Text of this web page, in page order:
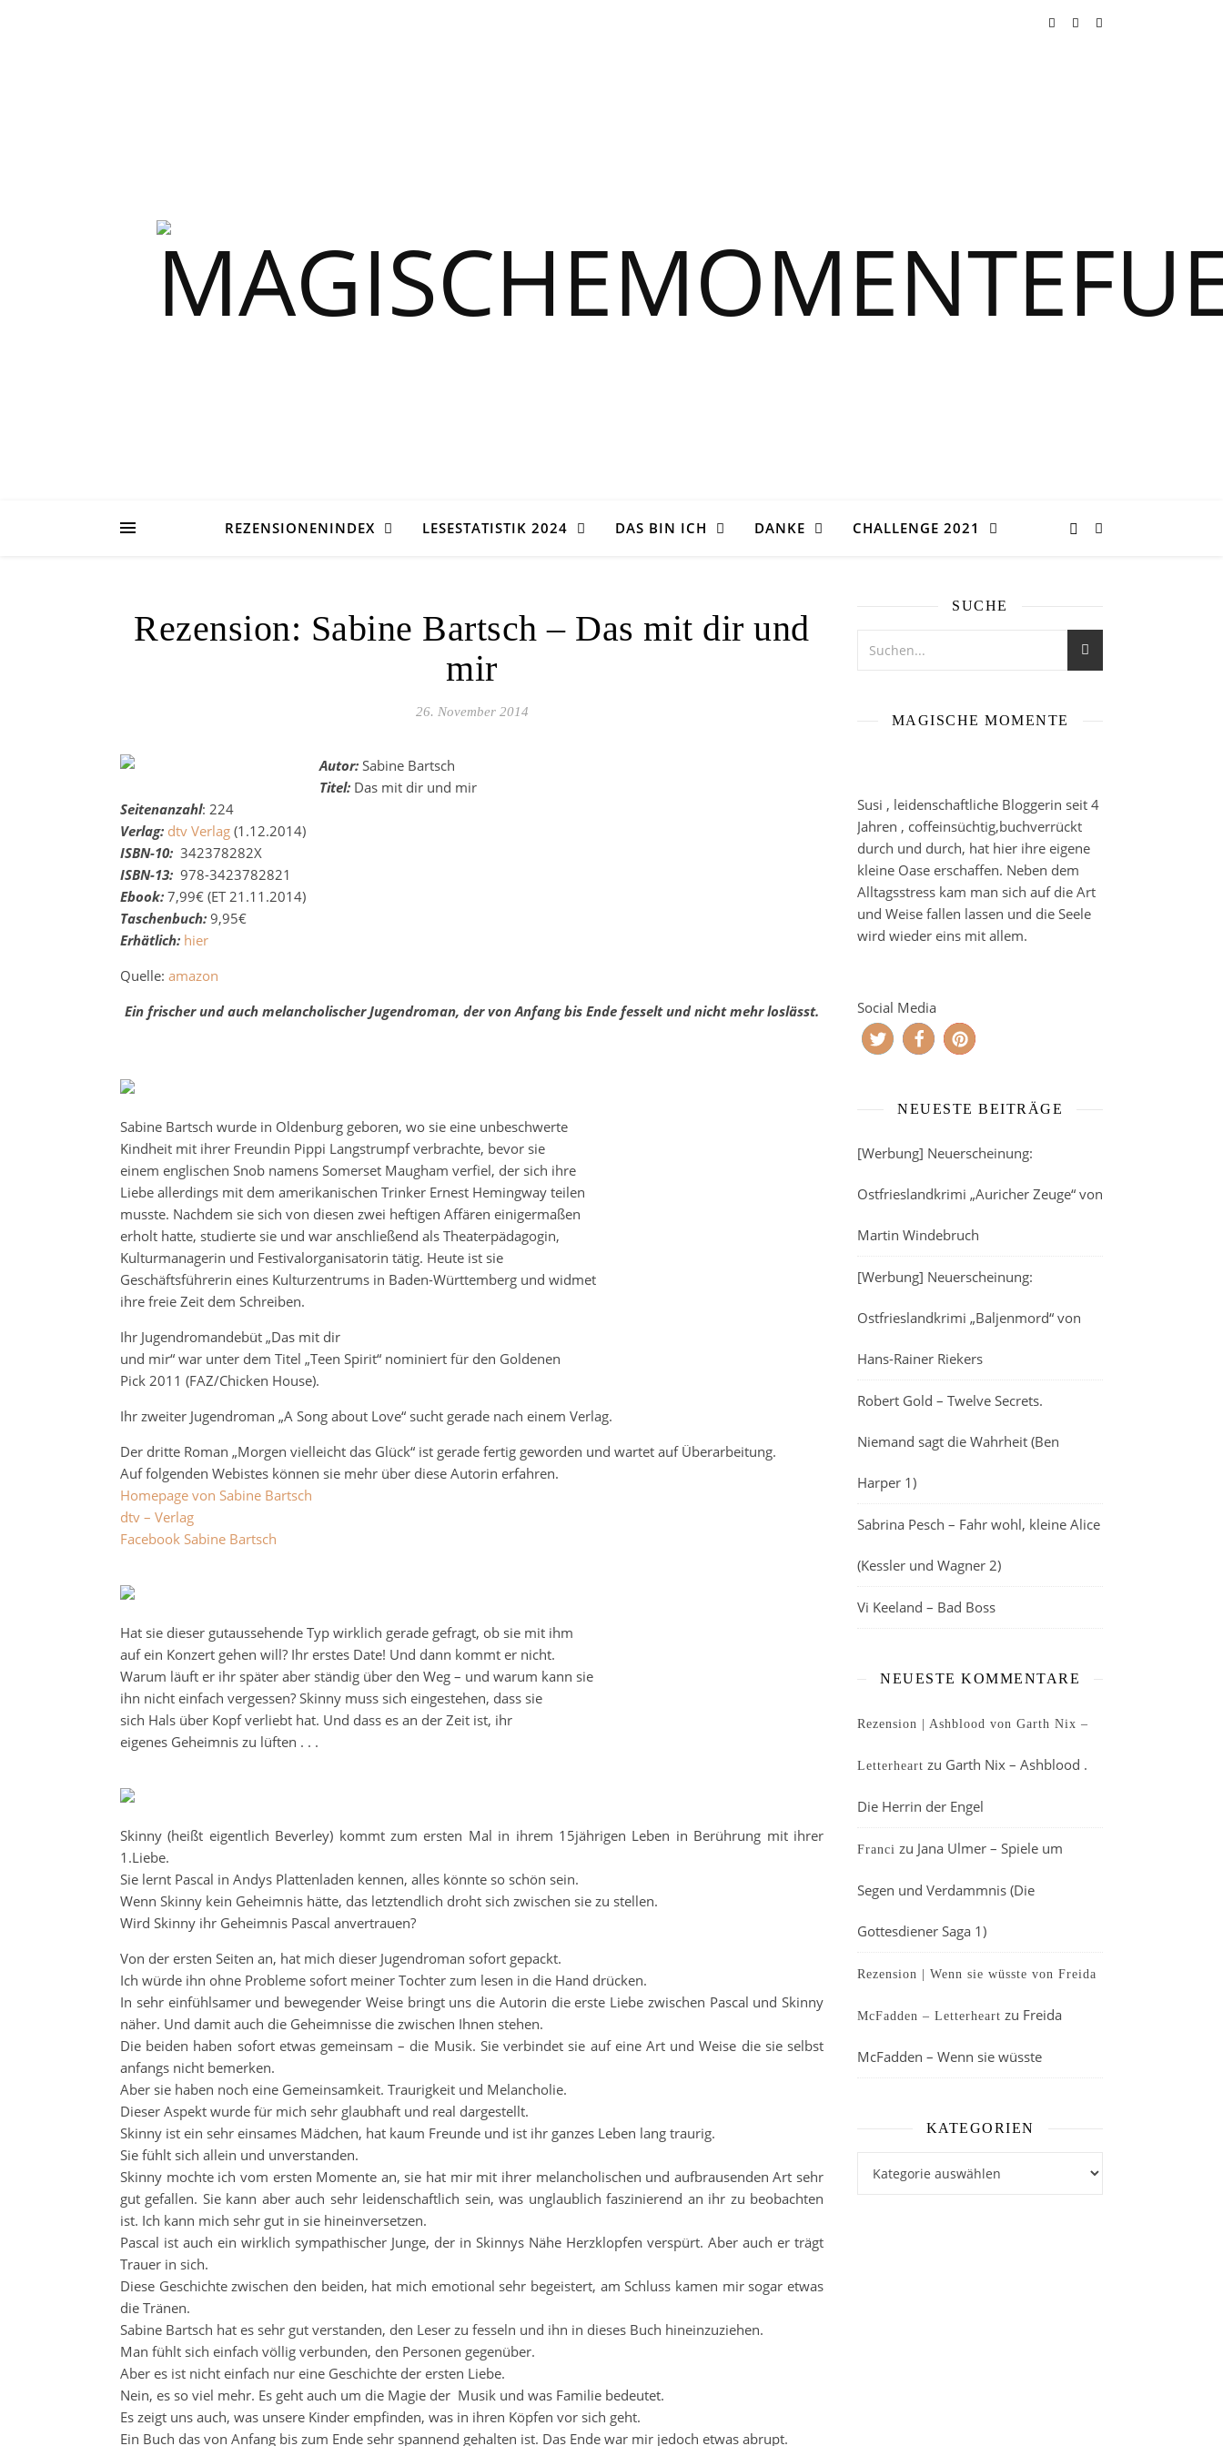
REZENSIONENINDEX LESESTATISTIK 2024 DAS BIN ICH DANKE CHALLENGE 2021
Rezension: Sabine Bartsch – Das mit dir und
mir
26. November 2014
Autor: Sabine Bartsch
Titel: Das mit dir und mir
Seitenanzahl: 224
Verlag: dtv Verlag (1.12.2014)
ISBN-10: 342378282X
ISBN-13: 978-3423782821
Ebook: 7,99€ (ET 21.11.2014)
Taschenbuch: 9,95€
Erhätlich: hier
Quelle: amazon
Ein frischer und auch melancholischer Jugendroman, der von Anfang bis Ende fesselt und nicht mehr loslässt.
Sabine Bartsch wurde in Oldenburg geboren, wo sie eine unbeschwerte
Kindheit mit ihrer Freundin Pippi Langstrumpf verbrachte, bevor sie
einem englischen Snob namens Somerset Maugham verfiel, der sich ihre
Liebe allerdings mit dem amerikanischen Trinker Ernest Hemingway teilen
musste. Nachdem sie sich von diesen zwei heftigen Affären einigermaßen
erholt hatte, studierte sie und war anschließend als Theaterpädagogin,
Kulturmanagerin und Festivalorganisatorin tätig. Heute ist sie
Geschäftsführerin eines Kulturzentrums in Baden-Württemberg und widmet
ihre freie Zeit dem Schreiben.
Ihr Jugendromandebüt „Das mit dir
und mir“ war unter dem Titel „Teen Spirit“ nominiert für den Goldenen
Pick 2011 (FAZ/Chicken House).
Ihr zweiter Jugendroman „A Song about Love“ sucht gerade nach einem Verlag.
Der dritte Roman „Morgen vielleicht das Glück“ ist gerade fertig geworden und wartet auf Überarbeitung.
Auf folgenden Webistes können sie mehr über diese Autorin erfahren.
Homepage von Sabine Bartsch
dtv – Verlag
Facebook Sabine Bartsch
Hat sie dieser gutaussehende Typ wirklich gerade gefragt, ob sie mit ihm
auf ein Konzert gehen will? Ihr erstes Date! Und dann kommt er nicht.
Warum läuft er ihr später aber ständig über den Weg – und warum kann sie
ihn nicht einfach vergessen? Skinny muss sich eingestehen, dass sie
sich Hals über Kopf verliebt hat. Und dass es an der Zeit ist, ihr
eigenes Geheimnis zu lüften . . .
Skinny (heißt eigentlich Beverley) kommt zum ersten Mal in ihrem 15jährigen Leben in Berührung mit ihrer
1.Liebe.
Sie lernt Pascal in Andys Plattenladen kennen, alles könnte so schön sein.
Wenn Skinny kein Geheimnis hätte, das letztendlich droht sich zwischen sie zu stellen.
Wird Skinny ihr Geheimnis Pascal anvertrauen?
Von der ersten Seiten an, hat mich dieser Jugendroman sofort gepackt.
Ich würde ihn ohne Probleme sofort meiner Tochter zum lesen in die Hand drücken.
In sehr einfühlsamer und bewegender Weise bringt uns die Autorin die erste Liebe zwischen Pascal und Skinny
näher. Und damit auch die Geheimnisse die zwischen Ihnen stehen.
Die beiden haben sofort etwas gemeinsam – die Musik. Sie verbindet sie auf eine Art und Weise die sie selbst
anfangs nicht bemerken.
Aber sie haben noch eine Gemeinsamkeit. Traurigkeit und Melancholie.
Dieser Aspekt wurde für mich sehr glaubhaft und real dargestellt.
Skinny ist ein sehr einsames Mädchen, hat kaum Freunde und ist ihr ganzes Leben lang traurig.
Sie fühlt sich allein und unverstanden.
Skinny mochte ich vom ersten Momente an, sie hat mir mit ihrer melancholischen und aufbrausenden Art sehr
gut gefallen. Sie kann aber auch sehr leidenschaftlich sein, was unglaublich faszinierend an ihr zu beobachten
ist. Ich kann mich sehr gut in sie hineinversetzen.
Pascal ist auch ein wirklich sympathischer Junge, der in Skinnys Nähe Herzklopfen verspürt. Aber auch er trägt
Trauer in sich.
Diese Geschichte zwischen den beiden, hat mich emotional sehr begeistert, am Schluss kamen mir sogar etwas
die Tränen.
Sabine Bartsch hat es sehr gut verstanden, den Leser zu fesseln und ihn in dieses Buch hineinzuziehen.
Man fühlt sich einfach völlig verbunden, den Personen gegenüber.
Aber es ist nicht einfach nur eine Geschichte der ersten Liebe.
Nein, es so viel mehr. Es geht auch um die Magie der Musik und was Familie bedeutet.
Es zeigt uns auch, was unsere Kinder empfinden, was in ihren Köpfen vor sich geht.
Ein Buch das von Anfang bis zum Ende sehr spannend gehalten ist. Das Ende war mir jedoch etwas abrupt.
SUCHE
MAGISCHE MOMENTE
Susi , leidenschaftliche Bloggerin seit 4
Jahren , coffeinsüchtig,buchverrückt
durch und durch, hat hier ihre eigene
kleine Oase erschaffen. Neben dem
Alltagsstress kam man sich auf die Art
und Weise fallen lassen und die Seele
wird wieder eins mit allem.
Social Media
NEUESTE BEITRÄGE
[Werbung] Neuerscheinung:
Ostfrieslandkrimi „Auricher Zeuge“ von
Martin Windebruch
[Werbung] Neuerscheinung:
Ostfrieslandkrimi „Baljenmord“ von
Hans-Rainer Riekers
Robert Gold – Twelve Secrets.
Niemand sagt die Wahrheit (Ben
Harper 1)
Sabrina Pesch – Fahr wohl, kleine Alice
(Kessler und Wagner 2)
Vi Keeland – Bad Boss
NEUESTE KOMMENTARE
Rezension | Ashblood von Garth Nix –
Letterheart zu Garth Nix – Ashblood .
Die Herrin der Engel
Franci zu Jana Ulmer – Spiele um
Segen und Verdammnis (Die
Gottesdiener Saga 1)
Rezension | Wenn sie wüsste von Freida
McFadden – Letterheart zu Freida
McFadden – Wenn sie wüsste
KATEGORIEN